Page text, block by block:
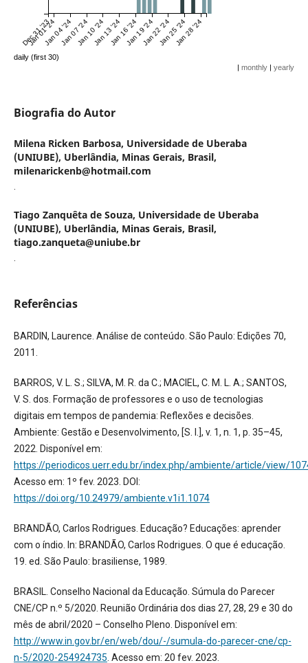
Dec 31 '23
Jan 01 '24Jan 04 '24Jan 07 '24Jan 10 '24Jan 13 '24Jan 16 '24Jan 19 '24Jan 22 '24Jan 25 '24Jan 28 '24
daily (first 30)
|monthly |yearly
Biografia do Autor
Milena Ricken Barbosa, Universidade de Uberaba
(UNIUBE), Uberlândia, Minas Gerais, Brasil,
milenarickenb@hotmail.com
.
Tiago Zanquêta de Souza, Universidade de Uberaba
(UNIUBE), Uberlândia, Minas Gerais, Brasil,
tiago.zanqueta@uniube.br
.
Referências
BARDIN, Laurence. Análise de conteúdo. São Paulo: Edições 70,
2011.
BARROS, V. L. S.; SILVA, M. R. da C.; MACIEL, C. M. L. A.; SANTOS,
V. S. dos. Formação de professores e o uso de tecnologias
digitais em tempos de pandemia: Reflexões e decisões.
Ambiente: Gestão e Desenvolvimento, [S. l.], v. 1, n. 1, p. 35–45,
2022. Disponível em:
https://periodicos.uerr.edu.br/index.php/ambiente/article/view/
Acesso em: 1º fev. 2023. DOI:
https://doi.org/10.24979/ambiente.v1i1.1074
BRANDÃO, Carlos Rodrigues. Educação? Educações: aprender
com o índio. In: BRANDÃO, Carlos Rodrigues. O que é educação.
19. ed. São Paulo: brasiliense, 1989.
BRASIL. Conselho Nacional da Educação. Súmula do Parecer
CNE/CP n.º 5/2020. Reunião Ordinária dos dias 27, 28, 29 e 30 do
mês de abril/2020 – Conselho Pleno. Disponível em:
http://www.in.gov.br/en/web/dou/-/sumula-do-parecer-cne/cp-
n-5/2020-254924735. Acesso em: 20 fev. 2023.